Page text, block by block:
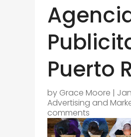
Puerto
by Grace Moore |
Advertising and
comments